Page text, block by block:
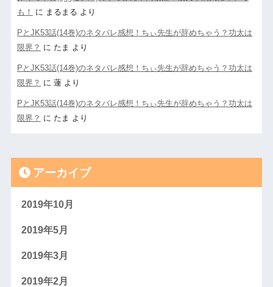
も！
に まるまる より
PとJK53話(14巻)のネタバレ感想！ちぃ先生が辞めちゃう？功太は
限界？ に たま より
PとJK53話(14巻)のネタバレ感想！ちぃ先生が辞めちゃう？功太は
限界？ に 蓮より
PとJK53話(14巻)のネタバレ感想！ちぃ先生が辞めちゃう？功太は
限界？ に たま より
アーカイブ
2019年10月
2019年5月
2019年3月
2019年2月